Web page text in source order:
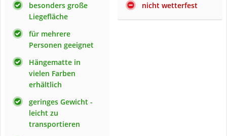
besonders große
Liegefläche
für mehrere
Personen geeignet
Hängematte in
vielen Farben
erhältlich
geringes Gewicht -
leicht zu
transportieren
nicht wetterfest